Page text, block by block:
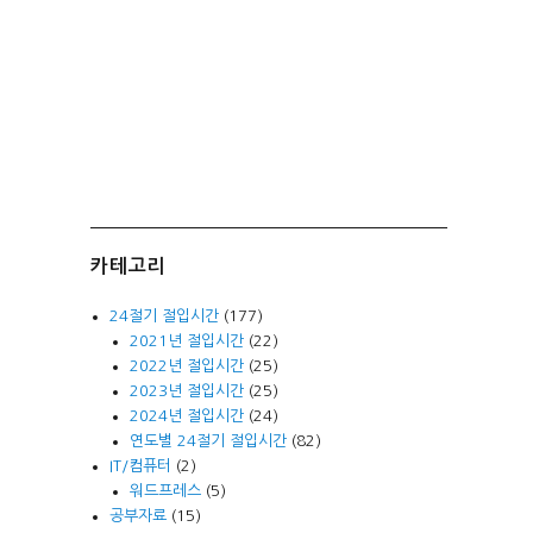
카테고리
24절기 절입시간 (177)
2021년 절입시간(22)
2022년 절입시간(25)
2023년 절입시간(25)
2024년 절입시간(24)
연도별 24절기 절입시간(82)
IT/컴퓨터
(2)
워드프레스(5)
공부자료 (15)